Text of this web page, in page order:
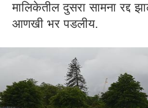
मालिकेतील दुसरा सामना रद्द
आणखी भर पडलीय.